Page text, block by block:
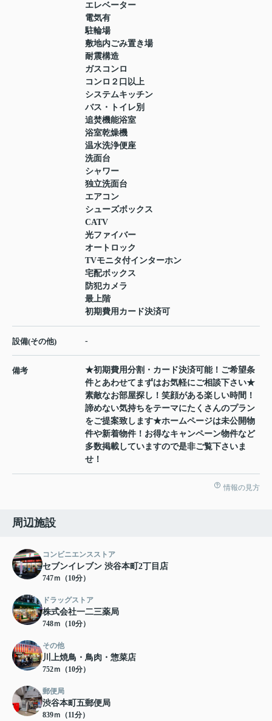
エレベーター
電気有
駐輪場
敷地内ごみ置き場
耐震構造
ガスコンロ
コンロ２口以上
システムキッチン
バス・トイレ別
追焚機能浴室
浴室乾燥機
温水洗浄便座
洗面台
シャワー
独立洗面台
エアコン
シューズボックス
CATV
光ファイバー
オートロック
TVモニタ付インターホン
宅配ボックス
防犯カメラ
最上階
初期費用カード決済可
設備(その他) -
備考
★初期費用分割・カード決済可能！ご希望条
件とあわせてまずはお気軽にご相談下さい★
素敵なお部屋探し！笑顔がある楽しい時間！
諦めない気持ちをテーマにたくさんのプラン
をご提案致します★ホームページは未公開物
件や新着物件！お得なキャンペーン物件など
多数掲載していますので是非ご覧下さいま
せ！
情報の見方
周辺施設
コンビニエンスストア
セブンイレブン 渋谷本町2丁目店
747ｍ（10分）
ドラッグストア
株式会社一二三薬局
748ｍ（10分）
その他
川上焼鳥・鳥肉・惣菜店
752ｍ（10分）
郵便局
渋谷本町五郵便局
839ｍ（11分）